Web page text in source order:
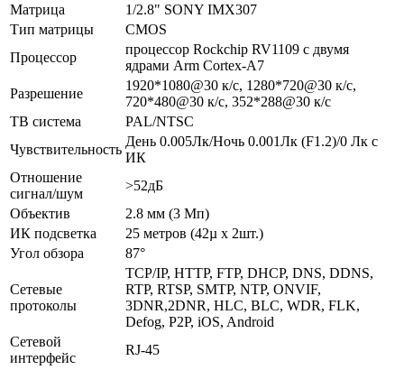
Матрица
1/2.8" SONY IMX307
Тип матрицы
CMOS
Процессор
процессор Rockchip RV1109 с двумя
ядрами Arm Cortex-A7
Разрешение
1920*1080@30 к/с, 1280*720@30 к/с,
720*480@30 к/с, 352*288@30 к/с
ТВ система
PAL/NTSC
Чувствительность
День 0.005Лк/Ночь 0.001Лк (F1.2)/0 Лк с
ИК
Отношение
сигнал/шум
>52дБ
Объектив
2.8 мм (3 Мп)
ИК подсветка
25 метров (42µ x 2шт.)
Угол обзора
87°
Сетевые
протоколы
TCP/IP, HTTP, FTP, DHCP, DNS, DDNS,
RTP, RTSP, SMTP, NTP, ONVIF,
3DNR,2DNR, HLC, BLC, WDR, FLK,
Defog, P2P, iOS, Android
Сетевой
интерфейс
RJ-45